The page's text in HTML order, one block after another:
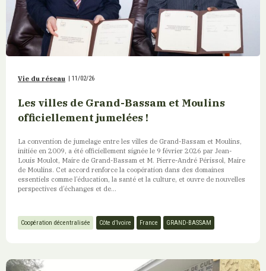
Vie du réseau | 11/02/26
Les villes de Grand-Bassam et Moulins
officiellement jumelées !
La convention de jumelage entre les villes de Grand-Bassam et Moulins,
initiée en 2009, a été officiellement signée le 9 février 2026 par Jean-
Louis Moulot, Maire de Grand-Bassam et M. Pierre-André Périssol, Maire
de Moulins. Cet accord renforce la coopération dans des domaines
essentiels comme l’éducation, la santé et la culture, et ouvre de nouvelles
perspectives d’échanges et de...
Coopération décentralisée Côte d’Ivoire France GRAND-BASSAM